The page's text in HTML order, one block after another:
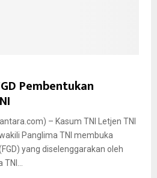
Pembentukan
– Kasum TNI Letjen TNI
Panglima TNI membuka
yang diselenggarakan oleh